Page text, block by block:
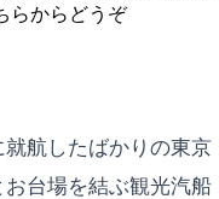
らからどうぞ
航したばかりの東京
台場を結ぶ観光汽船